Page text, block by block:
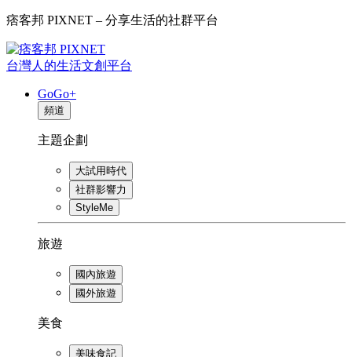
痞客邦 PIXNET – 分享生活的社群平台
台灣人的生活文創平台
GoGo+
頻道
主題企劃
大試用時代
社群影響力
StyleMe
旅遊
國內旅遊
國外旅遊
美食
美味食記